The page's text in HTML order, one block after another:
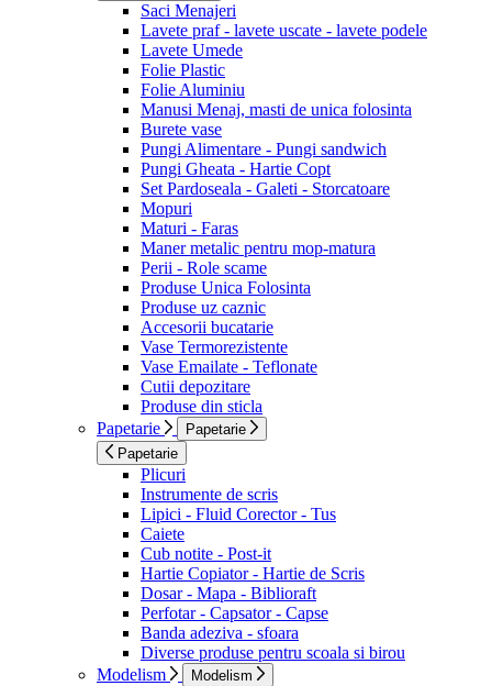
Saci Menajeri
Lavete praf - lavete uscate - lavete podele
Lavete Umede
Folie Plastic
Folie Aluminiu
Manusi Menaj, masti de unica folosinta
Burete vase
Pungi Alimentare - Pungi sandwich
Pungi Gheata - Hartie Copt
Set Pardoseala - Galeti - Storcatoare
Mopuri
Maturi - Faras
Maner metalic pentru mop-matura
Perii - Role scame
Produse Unica Folosinta
Produse uz caznic
Accesorii bucatarie
Vase Termorezistente
Vase Emailate - Teflonate
Cutii depozitare
Produse din sticla
Papetarie
Papetarie
Papetarie
Plicuri
Instrumente de scris
Lipici - Fluid Corector - Tus
Caiete
Cub notite - Post-it
Hartie Copiator - Hartie de Scris
Dosar - Mapa - Biblioraft
Perfotar - Capsator - Capse
Banda adeziva - sfoara
Diverse produse pentru scoala si birou
Modelism
Modelism